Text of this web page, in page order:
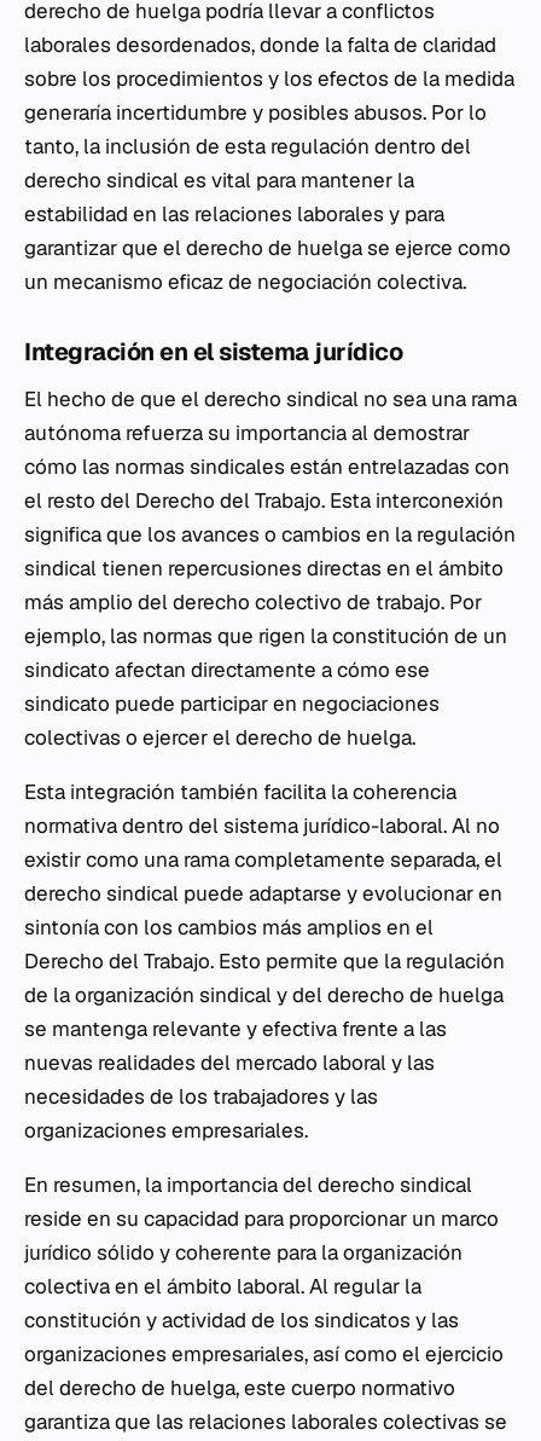
derecho de huelga podría llevar a conflictos
laborales desordenados, donde la falta de claridad
sobre los procedimientos y los efectos de la medida
generaría incertidumbre y posibles abusos. Por lo
tanto, la inclusión de esta regulación dentro del
derecho sindical es vital para mantener la
estabilidad en las relaciones laborales y para
garantizar que el derecho de huelga se ejerce como
un mecanismo eficaz de negociación colectiva.
Integración en el sistema jurídico
El hecho de que el derecho sindical no sea una rama
autónoma refuerza su importancia al demostrar
cómo las normas sindicales están entrelazadas con
el resto del Derecho del Trabajo. Esta interconexión
significa que los avances o cambios en la regulación
sindical tienen repercusiones directas en el ámbito
más amplio del derecho colectivo de trabajo. Por
ejemplo, las normas que rigen la constitución de un
sindicato afectan directamente a cómo ese
sindicato puede participar en negociaciones
colectivas o ejercer el derecho de huelga.
Esta integración también facilita la coherencia
normativa dentro del sistema jurídico-laboral. Al no
existir como una rama completamente separada, el
derecho sindical puede adaptarse y evolucionar en
sintonía con los cambios más amplios en el
Derecho del Trabajo. Esto permite que la regulación
de la organización sindical y del derecho de huelga
se mantenga relevante y efectiva frente a las
nuevas realidades del mercado laboral y las
necesidades de los trabajadores y las
organizaciones empresariales.
En resumen, la importancia del derecho sindical
reside en su capacidad para proporcionar un marco
jurídico sólido y coherente para la organización
colectiva en el ámbito laboral. Al regular la
constitución y actividad de los sindicatos y las
organizaciones empresariales, así como el ejercicio
del derecho de huelga, este cuerpo normativo
garantiza que las relaciones laborales colectivas se